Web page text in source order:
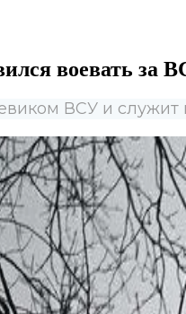
воевать за
ВСУ и